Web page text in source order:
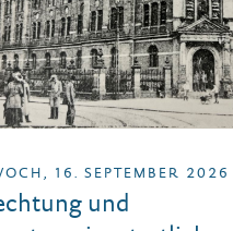
16. SEPTEMBER 2026
und